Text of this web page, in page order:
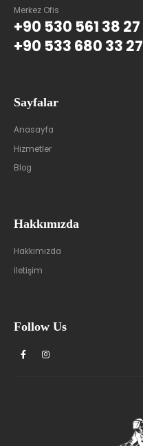
Merkez Ofis
+90 530 561 38 27
+90 533 680 33 27
Sayfalar
Anasayfa
Hizmetler
Blog
Hakkımızda
Hakkımızda
İletişim
Follow Us